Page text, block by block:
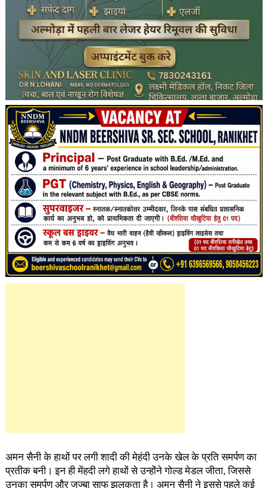
अमन सैनी के हाथों पर लगी शादी की मेहंदी उनके खेल के प्रति समर्पण का
प्रतीक बनी। इन ही मेंहदी लगे हाथों से उन्होंने गोल्ड मेडल जीता, जिससे
उनका समर्पण और जज्बा साफ झलकता है। अमन सैनी ने इससे पहले कई